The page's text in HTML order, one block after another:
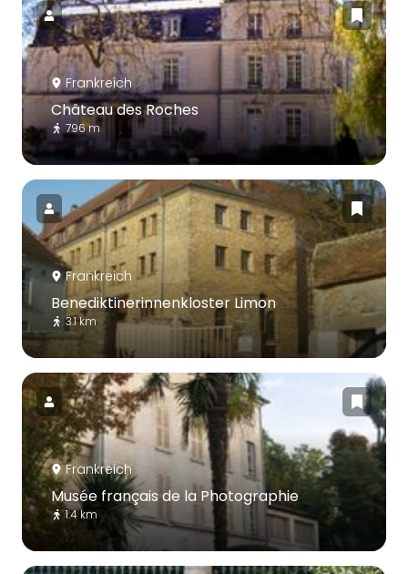
Frankreich
Château des Roches
796 m
Frankreich
Benediktinerinnenkloster Limon
3.1 km
Frankreich
Musée français de la Photographie
1.4 km